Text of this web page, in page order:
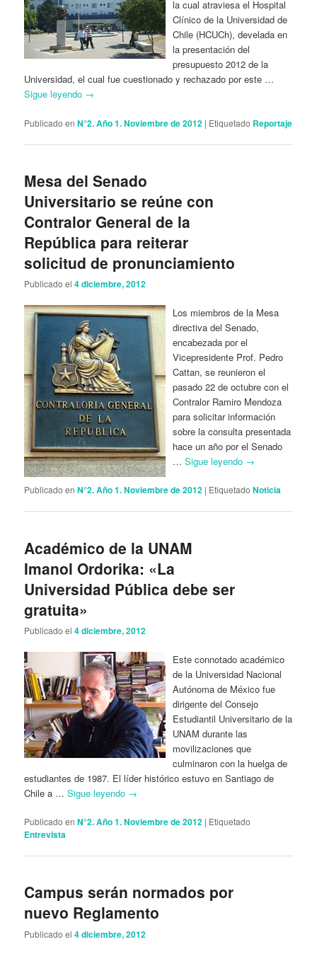
la cual atraviesa el Hospital
Clínico de la Universidad de
Chile (HCUCh), develada en
la presentación del
presupuesto 2012 de la
Universidad, el cual fue cuestionado y rechazado por este …
Sigue leyendo →
Publicado en N°2. Año 1. Noviembre de 2012 | Etiquetado Reportaje
Mesa del Senado
Universitario se reúne con
Contralor General de la
República para reiterar
solicitud de pronunciamiento
Publicado el4 diciembre, 2012
Los miembros de la Mesa
directiva del Senado,
encabezada por el
Vicepresidente Prof. Pedro
Cattan, se reunieron el
pasado 22 de octubre con el
Contralor Ramiro Mendoza
para solicitar información
sobre la consulta presentada
hace un año por el Senado
…Sigue leyendo →
Publicado en N°2. Año 1. Noviembre de 2012 | Etiquetado Noticia
Académico de la UNAM
Imanol Ordorika: «La
Universidad Pública debe ser
gratuita»
Publicado el4 diciembre, 2012
Este connotado académico
de la Universidad Nacional
Autónoma de México fue
dirigente del Consejo
Estudiantil Universitario de la
UNAM durante las
movilizaciones que
culminaron con la huelga de
estudiantes de 1987. El líder histórico estuvo en Santiago de
Chile a …Sigue leyendo →
Publicado en N°2. Año 1. Noviembre de 2012 | Etiquetado
Entrevista
Campus serán normados por
nuevo Reglamento
Publicado el4 diciembre, 2012